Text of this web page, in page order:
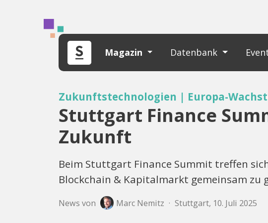
Magazin Datenbank
Zukunftstechnologien | Europa-
Stuttgart Finance
Zukunft
Beim Stuttgart Finance Summit treffen
Blockchain & Kapitalmarkt gemeinsam zu
News von Marc Nemitz · Stuttgart, 10. Juli 2025